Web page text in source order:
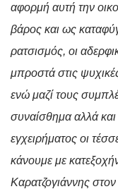
αφορμή αυτή την
βάρος και ως
ρατσισμός, οι
μπροστά στις
ενώ μαζί τους
συναίσθημα αλλά
εγχειρήματος οι
κάνουμε με
Καρατζογιάννης